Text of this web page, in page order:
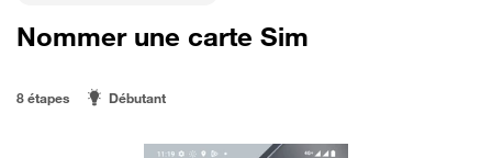
Nommer une carte Sim
8 étapes Débutant